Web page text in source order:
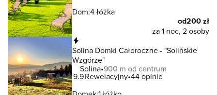
Dom:4 łóżka
od200 zł
za 1 noc, 2 osoby
Solina Domki Całoroczne - "Solińskie
Wzgórze"
Solina 900 m od centrum
9.9Rewelacyjny 44 opinie